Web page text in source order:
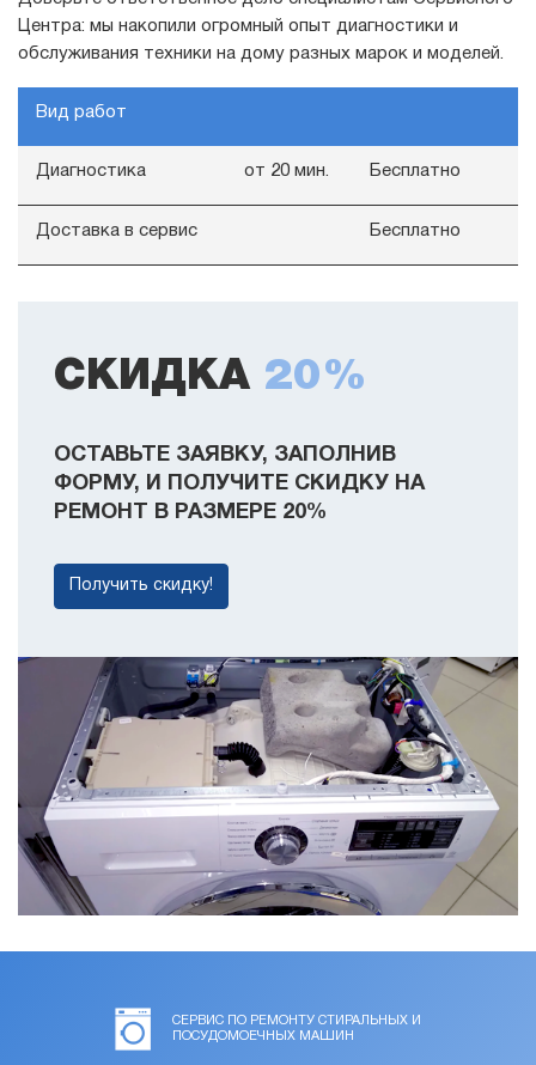
Центра: мы накопили огромный опыт диагностики и
обслуживания техники на дому разных марок и моделей.
Вид работ
Диагностика от 20 мин. Бесплатно
Доставка в сервис Бесплатно
СКИДКА 20%
ОСТАВЬТЕ ЗАЯВКУ, ЗАПОЛНИВ
ФОРМУ, И ПОЛУЧИТЕ СКИДКУ НА
РЕМОНТ В РАЗМЕРЕ 20%
Получить скидку!
СЕРВИС ПО РЕМОНТУ СТИРАЛЬНЫХ И
ПОСУДОМОЕЧНЫХ МАШИН